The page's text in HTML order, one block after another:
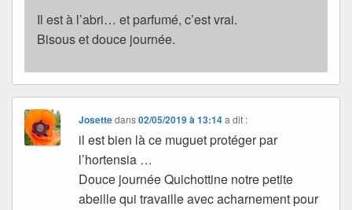
Il est à l’abri… et parfumé, c’est vrai.
Bisous et douce journée.
Josettedans02/05/2019 à 13:14 a dit :
il est bien là ce muguet protéger par
l’hortensia …
Douce journée Quichottine notre petite
abeille qui travaille avec acharnement pour